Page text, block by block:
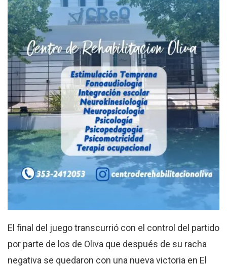
El final del juego transcurrió con el control del partido
por parte de los de Oliva que después de su racha
negativa se quedaron con una nueva victoria en El